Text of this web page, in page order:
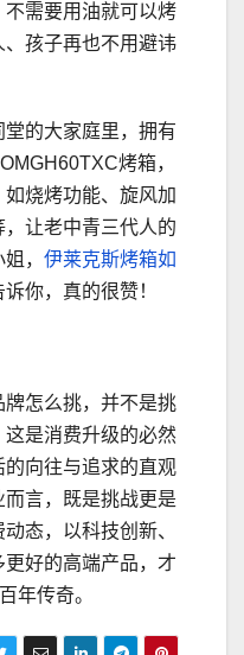
需要用油就可以烤
孩子再也不用避讳
的大家庭里，拥有
烤箱，
烧烤功能、旋风加
让老中青三代人的
， 伊莱克斯烤箱如
你，真的很赞！
怎么挑，并不是挑
是消费升级的必然
向往与追求的直观
言，既是挑战更是
态，以科技创新、
好的高端产品，才
年传奇。